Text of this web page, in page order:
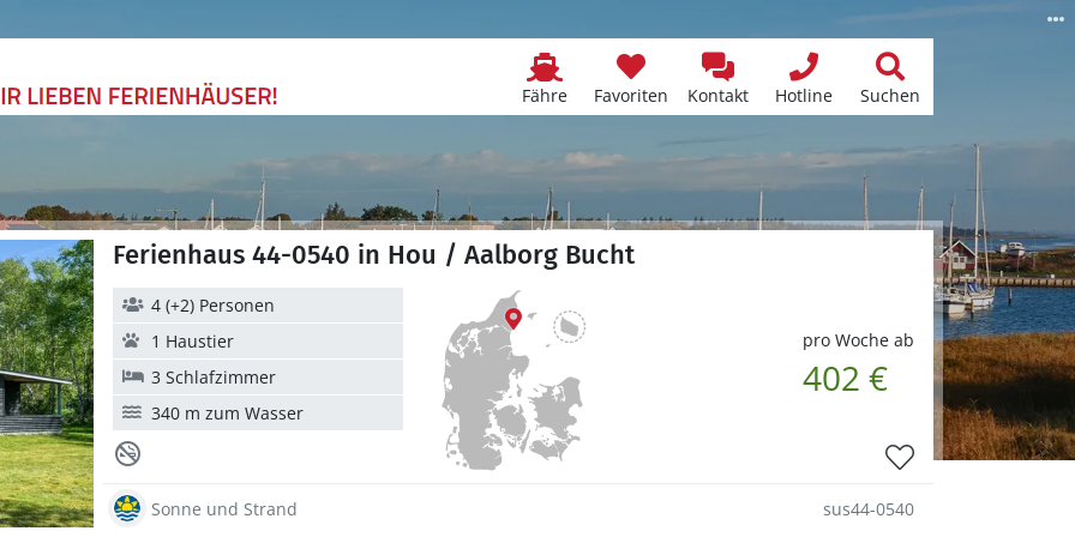
Fähre Favoriten Kontakt Hotline Suchen
Ferienhaus 44-0540 in Hou / Aalborg Bucht
pro Woche ab
402 €
4 (+2) Personen
1 Haustier
3 Schlafzimmer
340 m zum Wasser
Sonne und Strand sus44-0540